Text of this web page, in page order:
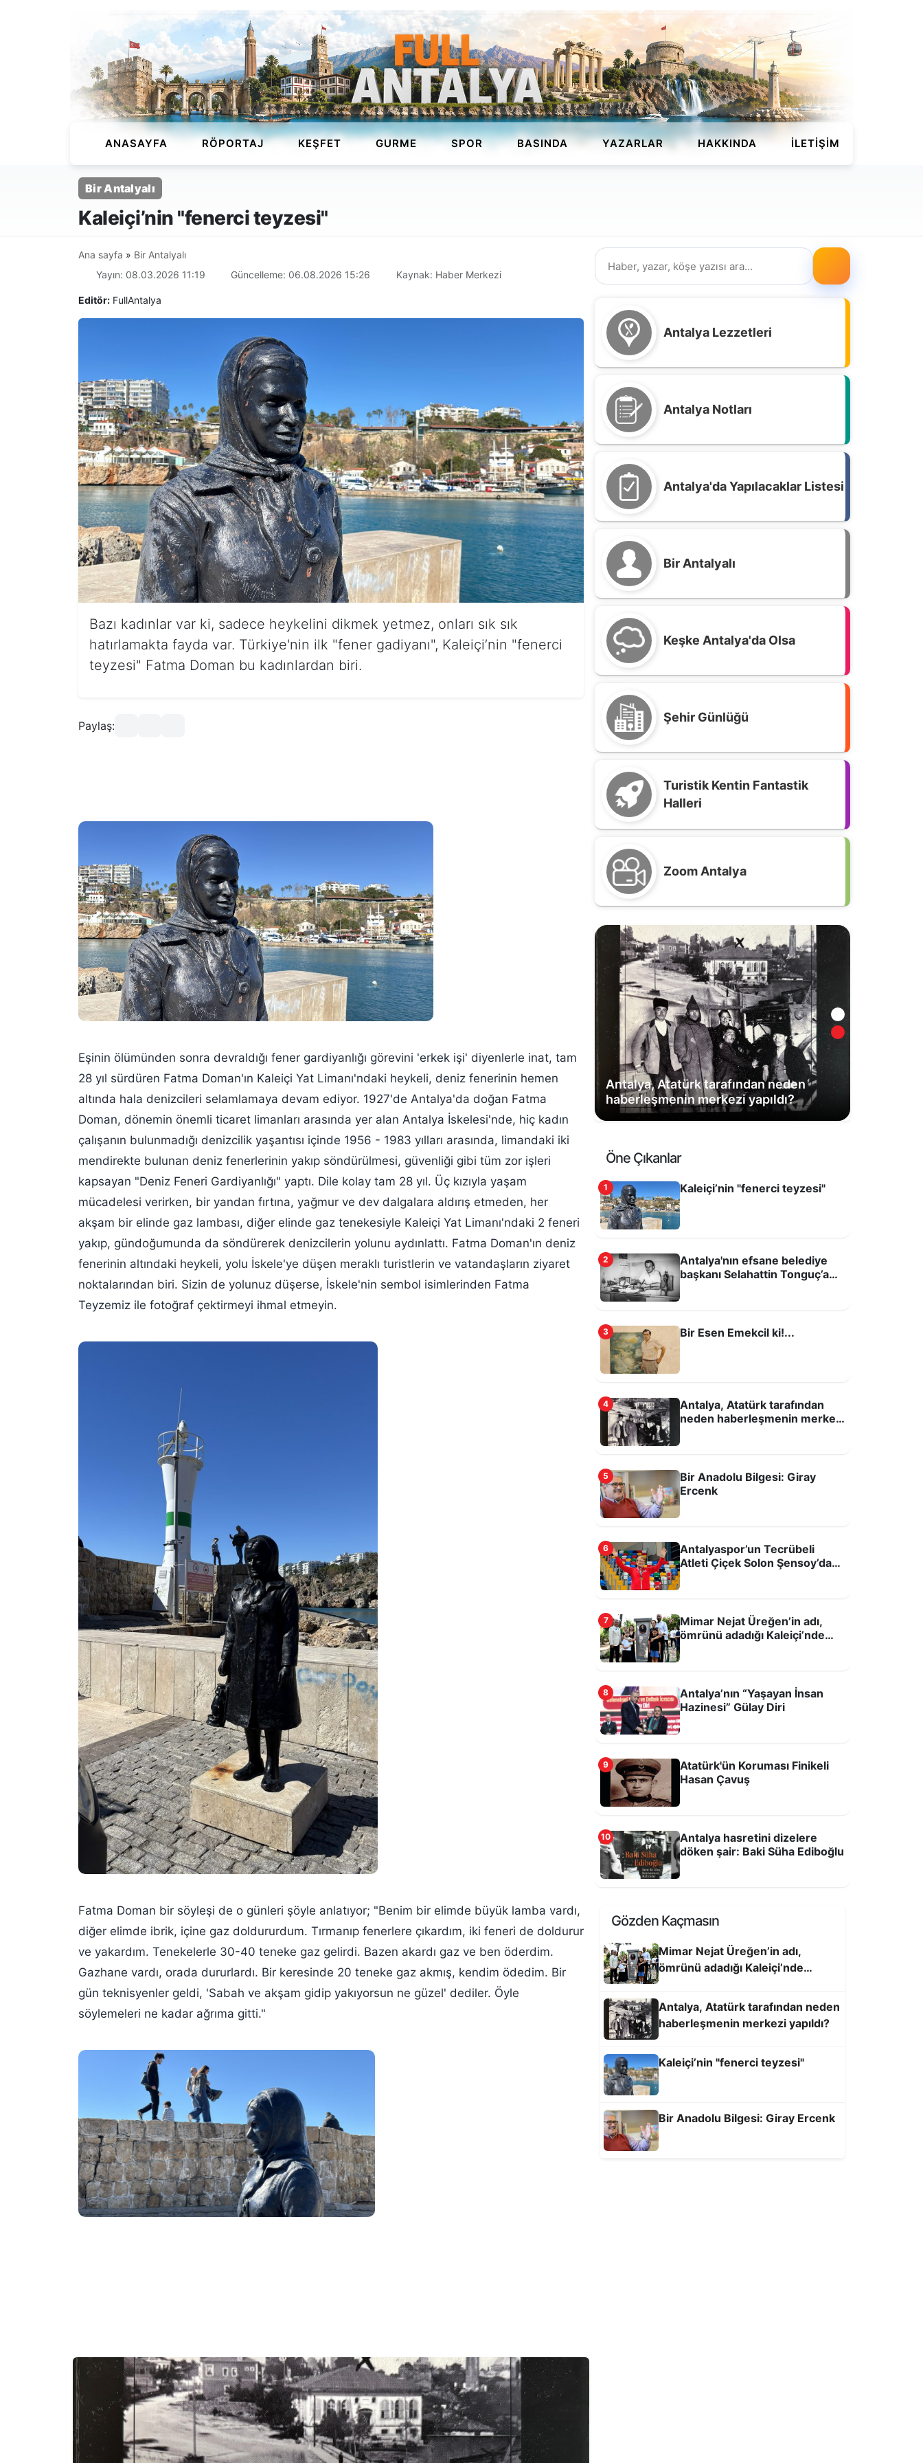
ANASAYFA RÖPORTAJ KEŞFET GURME SPOR BASINDA YAZARLAR HAKKINDA İLETIŞIM
Bir Antalyalı
Kaleiçi’nin "fenerci teyzesi"
Ana sayfa » Bir Antalyalı
Yayın: 08.03.2026 11:19
Güncelleme: 06.08.2026 15:26 Kaynak: Haber Merkezi
Editör: FullAntalya
Bazı kadınlar var ki, sadece heykelini dikmek yetmez, onları sık sık
hatırlamakta fayda var. Türkiye'nin ilk "fener gadiyanı", Kaleiçi’nin "fenerci
teyzesi" Fatma Doman bu kadınlardan biri.
Paylaş:
Eşinin ölümünden sonra devraldığı fener gardiyanlığı görevini 'erkek işi' diyenlerle inat, tam
28 yıl sürdüren Fatma Doman'ın Kaleiçi Yat Limanı'ndaki heykeli, deniz fenerinin hemen
altında hala denizcileri selamlamaya devam ediyor. 1927'de Antalya'da doğan Fatma
Doman, dönemin önemli ticaret limanları arasında yer alan Antalya İskelesi'nde, hiç kadın
çalışanın bulunmadığı denizcilik yaşantısı içinde 1956 - 1983 yılları arasında, limandaki iki
mendirekte bulunan deniz fenerlerinin yakıp söndürülmesi, güvenliği gibi tüm zor işleri
kapsayan "Deniz Feneri Gardiyanlığı" yaptı. Dile kolay tam 28 yıl. Üç kızıyla yaşam
mücadelesi verirken, bir yandan fırtına, yağmur ve dev dalgalara aldırış etmeden, her
akşam bir elinde gaz lambası, diğer elinde gaz tenekesiyle Kaleiçi Yat Limanı'ndaki 2 feneri
yakıp, gündoğumunda da söndürerek denizcilerin yolunu aydınlattı. Fatma Doman'ın deniz
fenerinin altındaki heykeli, yolu İskele'ye düşen meraklı turistlerin ve vatandaşların ziyaret
noktalarından biri. Sizin de yolunuz düşerse, İskele'nin sembol isimlerinden Fatma
Teyzemiz ile fotoğraf çektirmeyi ihmal etmeyin.
Fatma Doman bir söyleşi de o günleri şöyle anlatıyor; "Benim bir elimde büyük lamba vardı,
diğer elimde ibrik, içine gaz doldururdum. Tırmanıp fenerlere çıkardım, iki feneri de doldurur
ve yakardım. Tenekelerle 30-40 teneke gaz gelirdi. Bazen akardı gaz ve ben öderdim.
Gazhane vardı, orada dururlardı. Bir keresinde 20 teneke gaz akmış, kendim ödedim. Bir
gün teknisyenler geldi, 'Sabah ve akşam gidip yakıyorsun ne güzel' dediler. Öyle
söylemeleri ne kadar ağrıma gitti."
Antalya Lezzetleri
Antalya Notları
Antalya'da Yapılacaklar Listesi
Bir Antalyalı
Keşke Antalya'da Olsa
Şehir Günlüğü
Turistik Kentin Fantastik
Halleri
Zoom Antalya
Mimar Nejat Üreğen’in adı, ömrünü
adadığı Kaleiçi’nde yaşatılacak
Antalya, Atatürk tarafından neden
haberleşmenin merkezi yapıldı?
Öne Çıkanlar
1 Kaleiçi’nin "fenerci teyzesi"
2
Antalya'nın efsane belediye
başkanı Selahattin Tonguç’a
3 Bir Esen Emekcil ki!...
4
Antalya, Atatürk tarafından
neden haberleşmenin merkezi
5
Bir Anadolu Bilgesi: Giray
Ercenk
6
Antalyaspor’un Tecrübeli
Atleti Çiçek Solon Şensoy’dan
7
Mimar Nejat Üreğen’in adı,
ömrünü adadığı Kaleiçi’nde
8
Antalya’nın “Yaşayan İnsan
Hazinesi” Gülay Diri
9
Atatürk'ün Koruması Finikeli
Hasan Çavuş
10
Antalya hasretini dizelere
döken şair: Baki Süha Ediboğlu
Gözden Kaçmasın
Mimar Nejat Üreğen’in adı,
ömrünü adadığı Kaleiçi’nde
Antalya, Atatürk tarafından neden
haberleşmenin merkezi yapıldı?
Kaleiçi’nin "fenerci teyzesi"
Bir Anadolu Bilgesi: Giray Ercenk